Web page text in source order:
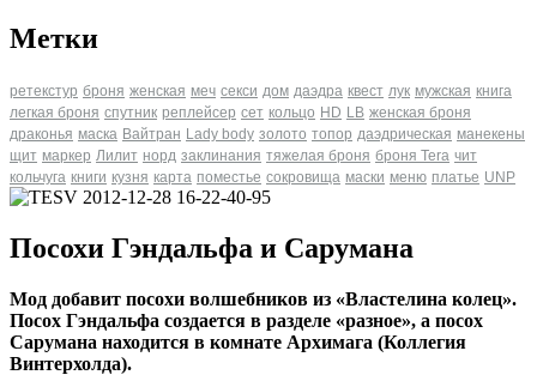
Метки
ретекстур броня женская меч секси дом даэдра квест лук мужская книга
легкая броня спутник реплейсер сет кольцо HD LB женская броня
драконья маска Вайтран Lady body золото топор даэдрическая манекены
щит маркер Лилит норд заклинания тяжелая броня броня Tera чит
кольчуга книги кузня карта поместье сокровища маски меню платье UNP
Посохи Гэндальфа и Сарумана
Мод добавит посохи волшебников из «Властелина колец».
Посох Гэндальфа создается в разделе «разное», а посох
Сарумана находится в комнате Архимага (Коллегия
Винтерхолда).